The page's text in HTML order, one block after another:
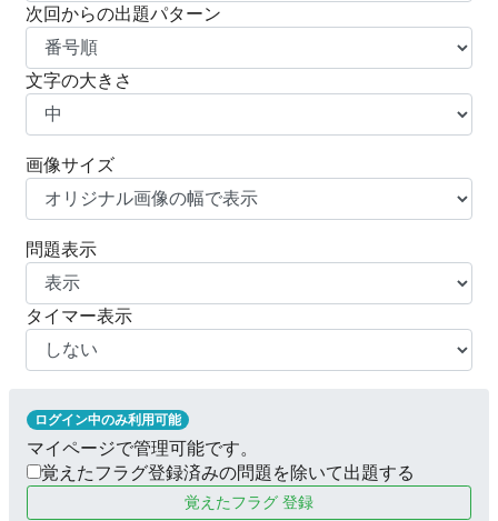
次回からの出題パターン
文字の大きさ
画像サイズ
問題表示
タイマー表示
ログイン中のみ利用可能
マイページで管理可能です。
覚えたフラグ登録済みの問題を除いて出題する
覚えたフラグ 登録